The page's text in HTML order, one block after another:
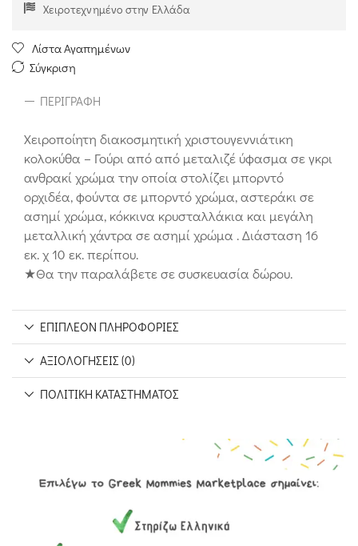
Χειροτεχνημένο στην Ελλάδα
Λίστα Αγαπημένων
Σύγκριση
ΠΕΡΙΓΡΑΦΉ
Χειροποίητη διακοσμητική χριστουγεννιάτικη
κολοκύθα – Γούρι από από μεταλιζέ ύφασμα σε γκρι
ανθρακί χρώμα την οποία στολίζει μπορντό
ορχιδέα, φούντα σε μπορντό χρώμα, αστεράκι σε
ασημί χρώμα, κόκκινα κρυσταλλάκια και μεγάλη
μεταλλική χάντρα σε ασημί χρώμα . Διάσταση 16
εκ. χ 10 εκ. περίπου.
★Θα την παραλάβετε σε συσκευασία δώρου.
ΕΠΙΠΛΈΟΝ ΠΛΗΡΟΦΟΡΊΕΣ
ΑΞΙΟΛΟΓΉΣΕΙΣ (0)
ΠΟΛΙΤΙΚΉ ΚΑΤΑΣΤΉΜΑΤΟΣ